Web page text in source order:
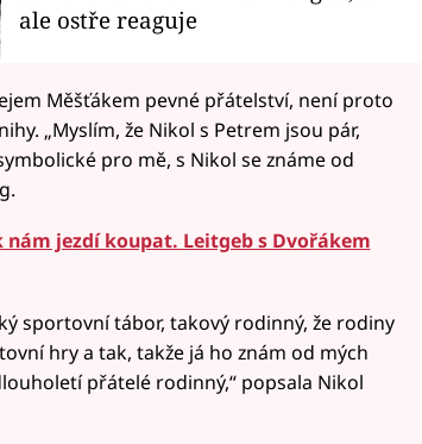
ale ostře reaguje
Měšťákem pevné přátelství, není proto
„Myslím, že Nikol s Petrem jsou pár,
pro mě, s Nikol se známe od
nám jezdí koupat. Leitgeb s Dvořákem
sportovní tábor, takový rodinný, že rodiny
hry a tak, takže já ho znám od mých
přátelé rodinný,“ popsala Nikol